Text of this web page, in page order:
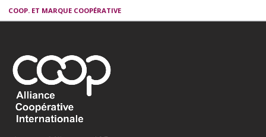
COOP. ET MARQUE COOPÉRATIVE